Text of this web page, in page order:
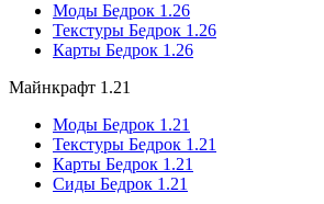
Моды Бедрок 1.26
Текстуры Бедрок 1.26
Карты Бедрок 1.26
Майнкрафт 1.21
Моды Бедрок 1.21
Текстуры Бедрок 1.21
Карты Бедрок 1.21
Сиды Бедрок 1.21